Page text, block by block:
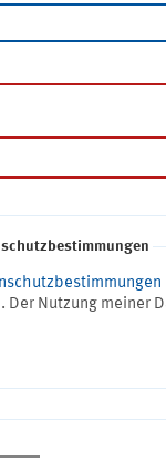
Der Nutzung meiner